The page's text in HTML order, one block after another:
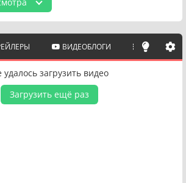
ВИДЕОБЛОГИ ПОХОЖИЕ
удалось загрузить видео
Загрузить ещё раз